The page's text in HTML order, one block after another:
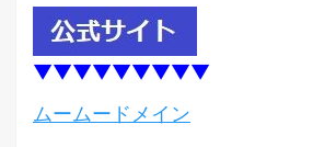
▼▼▼▼▼▼▼▼▼
ムームードメイン